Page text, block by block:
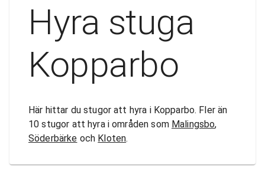
Hyra stuga
Kopparbo
Här hittar du stugor att hyra i Kopparbo. Fler än
10 stugor att hyra i områden som Malingsbo,
Söderbärke och Kloten.